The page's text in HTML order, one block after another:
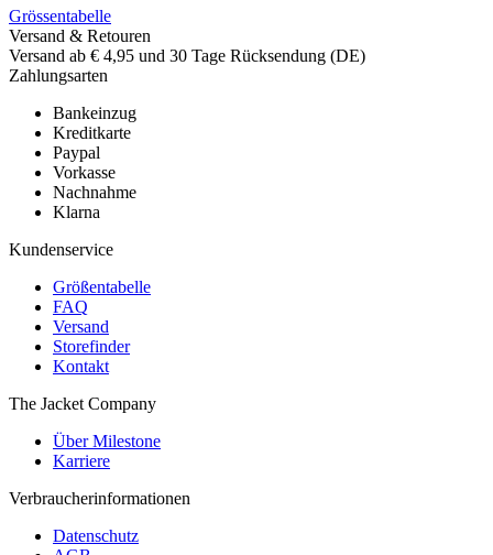
Grössentabelle
Versand & Retouren
Versand ab € 4,95 und 30 Tage Rücksendung (DE)
Zahlungsarten
Bankeinzug
Kreditkarte
Paypal
Vorkasse
Nachnahme
Klarna
Kundenservice
Größentabelle
FAQ
Versand
Storefinder
Kontakt
The Jacket Company
Über Milestone
Karriere
Verbraucherinformationen
Datenschutz